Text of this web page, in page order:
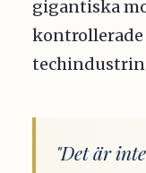
gigantiska
kontrollerade
"Det är